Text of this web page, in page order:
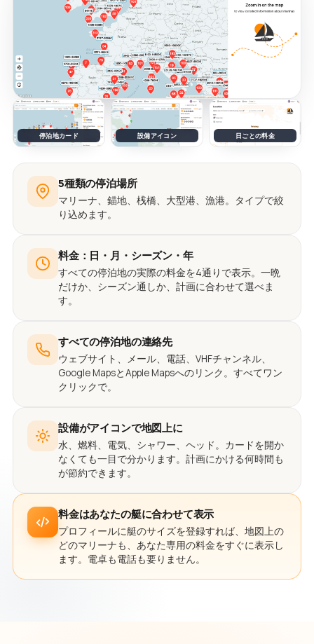
停泊地カード 設備アイコン 日ごとの料金
5種類の停泊場所
マリーナ、錨地、桟橋、大型港、漁港。タイプで絞
り込めます。
料金：日・月・シーズン・年
すべての停泊地の実際の料金を4通りで表示。一晩
だけか、シーズン通しか、計画に合わせて選べま
す。
すべての停泊地の連絡先
ウェブサイト、メール、電話、VHFチャンネル、
Google MapsとApple Mapsへのリンク。すべてワン
クリックで。
設備がアイコンで地図上に
水、燃料、電気、シャワー、ヘッド。カードを開か
なくても一目で分かります。計画にかける何時間も
が節約できます。
料金はあなたの艇に合わせて表示
プロフィールに艇のサイズを登録すれば、地図上の
どのマリーナも、あなた専用の料金をすぐに表示し
ます。電卓も電話も要りません。